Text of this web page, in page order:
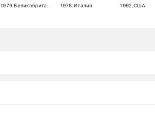
1979 ,Великобритания 1978 ,Италия 1992 США